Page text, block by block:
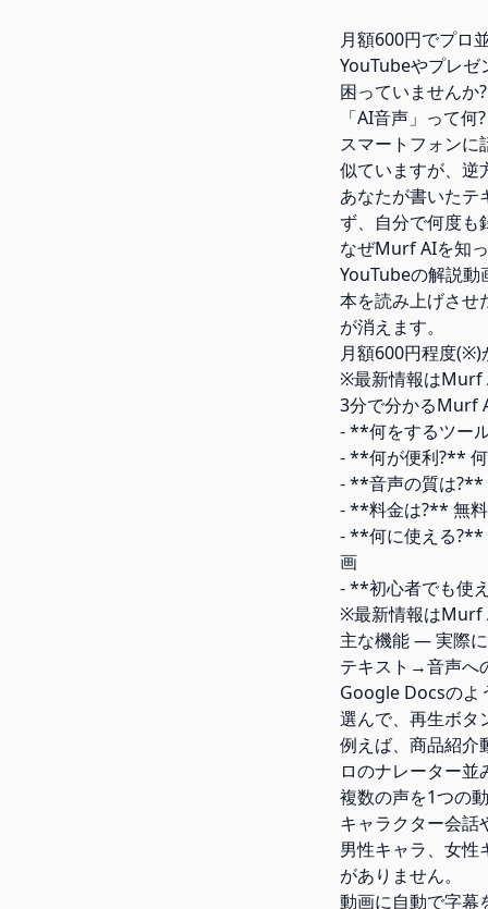
月額600円でプロ
YouTubeやプレ
困っていません
「AI音声」って何
スマートフォン
似ていますが、逆
あなたが書いたテ
ず、自分で何度も
なぜMurf AIを知
YouTubeの解説動
本を読み上げさせ
が消えます。
月額600円程度(※)
※最新情報はMurf
3分で分かるMurf
- **何をするツー
- **何が便利?**
- **音声の質は?**
- **料金は?** 無
- **何に使える?**
画
- **初心者でも使
※最新情報はMurf
主な機能 — 実際
テキスト→音声へ
Google Docsのよ
選んで、再生ボタ
例えば、商品紹介
ロのナレーター
複数の声を1つの
キャラクター会話
男性キャラ、女性
がありません。
動画に自動で字幕